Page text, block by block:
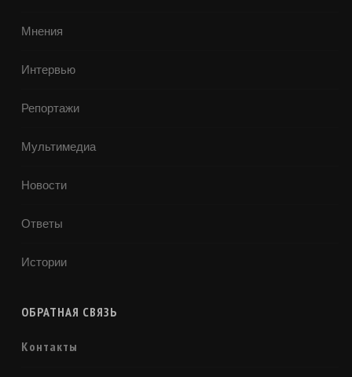
Мнения
Интервью
Репортажи
Мультимедиа
Новости
Ответы
Истории
ОБРАТНАЯ СВЯЗЬ
Контакты